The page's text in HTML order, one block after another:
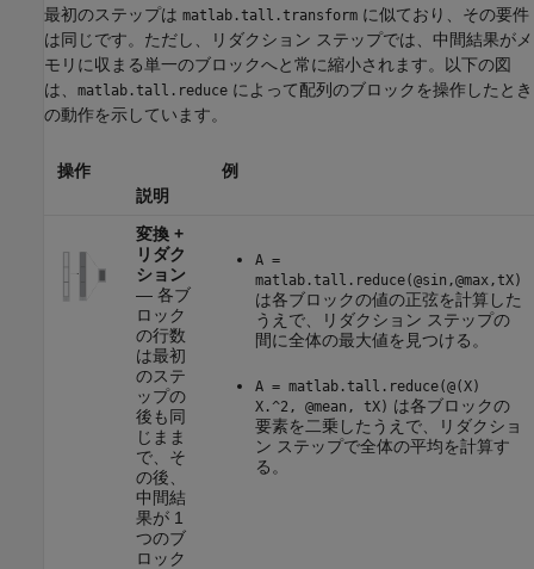
最初のステップは matlab.tall.transform に似ており、その要件
は同じです。ただし、リダクション ステップでは、中間結果がメ
モリに収まる単一のブロックへと常に縮小されます。以下の図
は、 matlab.tall.reduce によって配列のブロックを操作したとき
の動作を示しています。
操作
説明
例
変換 +
リダク
ション
— 各ブ
ロック
の行数
は最初
のステ
ップの
後も同
じまま
で、そ
の後、
中間結
果が 1
つのブ
ロック
A =
matlab.tall.reduce(@sin,@max,tX)
は各ブロックの値の正弦を計算した
うえで、リダクション ステップの
間に全体の最大値を見つける。
A = matlab.tall.reduce(@(X)
X.^2, @mean, tX) は各ブロックの
要素を二乗したうえで、リダクショ
ン ステップで全体の平均を計算す
る。